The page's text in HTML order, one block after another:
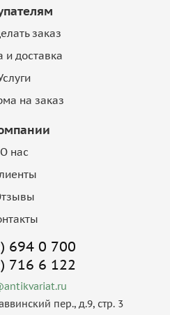
заказ
и доставка
на заказ
О нас
694 0 700
716 6 122
пер., д.9, стр. 3